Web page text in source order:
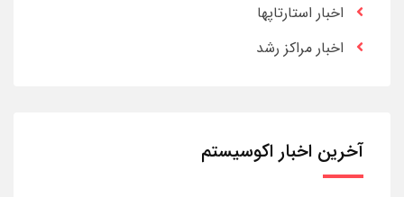
اخبار استارتاپها
اخبار مراکز رشد
آخرین اخبار اکوسیستم